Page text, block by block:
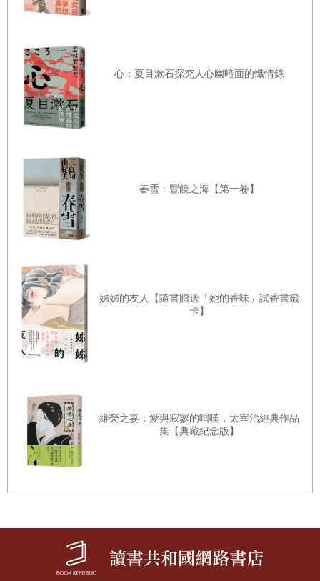
「在這裡」
「前方的路」
「飛速」
「回家的路」
「當意外來臨時」
「春的呼喊」
「紫羅蘭」
「那些事的一切」
「漂泊著」
「吹過野菊的夜風」
「宛如澄澈夜空」
額外收錄──劉梓潔問銀色夏生
像是說著還不夠嗎、還不夠嗎般的
還要說嗎
還要說嗎
已經夠了吧
像是說著還不夠嗎、還不夠嗎般的
愛
還要說嗎
還要說嗎
已經夠了吧
與你一起度過的這個夏天
心：夏目漱石探究人心幽暗面的懺情錄
春雪：豐饒之海【第一卷】
姊姊的友人【隨書贈送「她的香味」試香書籤
卡】
維榮之妻：愛與寂寥的喟嘆，太宰治經典作品
集【典藏紀念版】